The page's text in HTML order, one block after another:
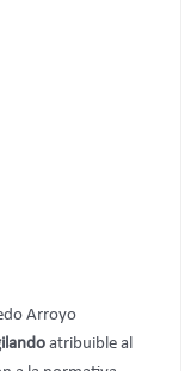
Arroyo
atribuible al